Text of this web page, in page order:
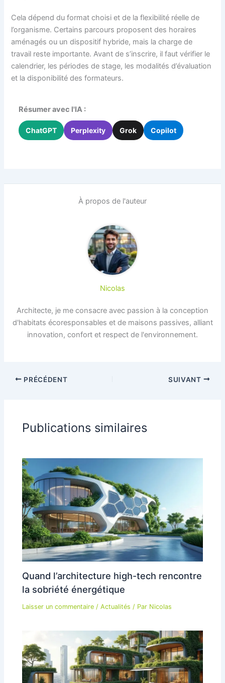
Cela dépend du format choisi et de la flexibilité réelle de
l’organisme. Certains parcours proposent des horaires
aménagés ou un dispositif hybride, mais la charge de
travail reste importante. Avant de s’inscrire, il faut vérifier le
calendrier, les périodes de stage, les modalités d’évaluation
et la disponibilité des formateurs.
Résumer avec l'IA :
ChatGPT Perplexity Grok Copilot
À propos de l'auteur
Nicolas
Architecte, je me consacre avec passion à la conception
d'habitats écoresponsables et de maisons passives, alliant
innovation, confort et respect de l'environnement.
PRÉCÉDENT SUIVANT
Publications similaires
Quand l’architecture high-tech rencontre
la sobriété énergétique
Laisser un commentaire /Actualités / Par Nicolas